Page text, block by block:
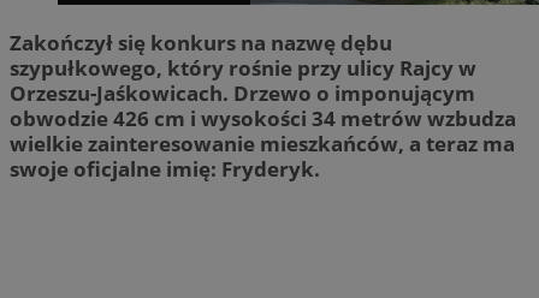
Zakończył się konkurs na nazwę dębu
szypułkowego, który rośnie przy ulicy Rajcy w
Orzeszu-Jaśkowicach. Drzewo o imponującym
obwodzie 426 cm i wysokości 34 metrów wzbudza
wielkie zainteresowanie mieszkańców, a teraz ma
swoje oficjalne imię: Fryderyk.